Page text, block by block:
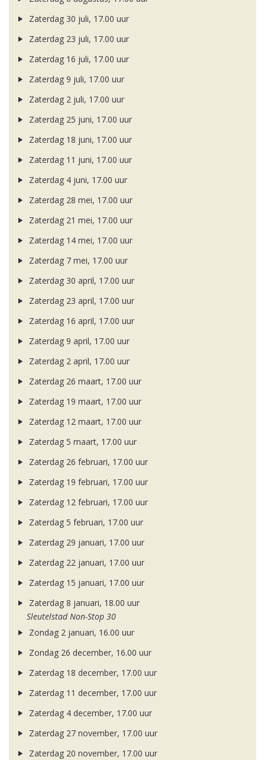
Zaterdag 30 juli, 17.00 uur
Zaterdag 23 juli, 17.00 uur
Zaterdag 16 juli, 17.00 uur
Zaterdag 9 juli, 17.00 uur
Zaterdag 2 juli, 17.00 uur
Zaterdag 25 juni, 17.00 uur
Zaterdag 18 juni, 17.00 uur
Zaterdag 11 juni, 17.00 uur
Zaterdag 4 juni, 17.00 uur
Zaterdag 28 mei, 17.00 uur
Zaterdag 21 mei, 17.00 uur
Zaterdag 14 mei, 17.00 uur
Zaterdag 7 mei, 17.00 uur
Zaterdag 30 april, 17.00 uur
Zaterdag 23 april, 17.00 uur
Zaterdag 16 april, 17.00 uur
Zaterdag 9 april, 17.00 uur
Zaterdag 2 april, 17.00 uur
Zaterdag 26 maart, 17.00 uur
Zaterdag 19 maart, 17.00 uur
Zaterdag 12 maart, 17.00 uur
Zaterdag 5 maart, 17.00 uur
Zaterdag 26 februari, 17.00 uur
Zaterdag 19 februari, 17.00 uur
Zaterdag 12 februari, 17.00 uur
Zaterdag 5 februari, 17.00 uur
Zaterdag 29 januari, 17.00 uur
Zaterdag 22 januari, 17.00 uur
Zaterdag 15 januari, 17.00 uur
Zaterdag 8 januari, 18.00 uur
Sleutelstad Non-Stop 30
Zondag 2 januari, 16.00 uur
Zondag 26 december, 16.00 uur
Zaterdag 18 december, 17.00 uur
Zaterdag 11 december, 17.00 uur
Zaterdag 4 december, 17.00 uur
Zaterdag 27 november, 17.00 uur
Zaterdag 20 november, 17.00 uur